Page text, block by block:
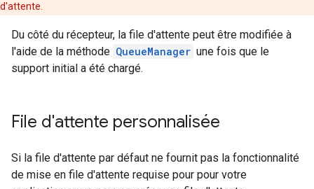
d'attente.
Du côté du récepteur, la file d'attente peut être modifiée à
l'aide de la méthode QueueManager une fois que le
support initial a été chargé.
File d'attente personnalisée
Si la file d'attente par défaut ne fournit pas la fonctionnalité
de mise en file d'attente requise pour pour votre